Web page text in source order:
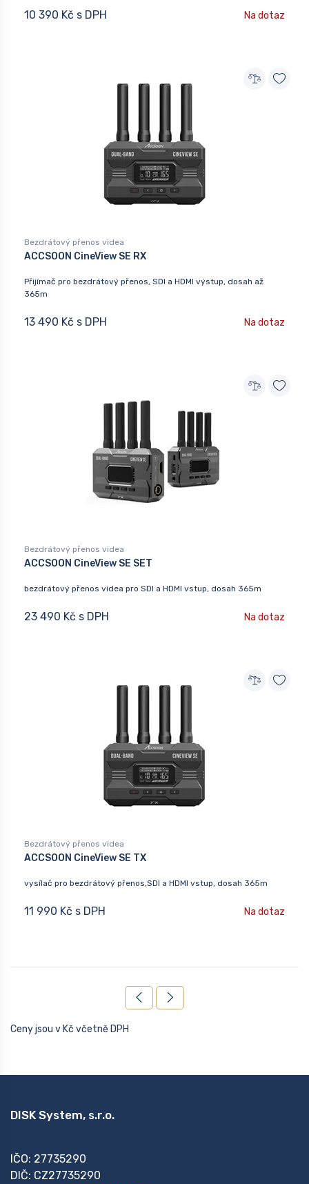
10 390 Kč s DPH Na dotaz
Bezdrátový přenos videa
ACCSOON CineView SE RX
Přijímač pro bezdrátový přenos, SDI a HDMI výstup, dosah až
365m
13 490 Kč s DPH Na dotaz
Bezdrátový přenos videa
ACCSOON CineView SE SET
bezdrátový přenos videa pro SDI a HDMI vstup, dosah 365m
23 490 Kč s DPH Na dotaz
Bezdrátový přenos videa
ACCSOON CineView SE TX
vysílač pro bezdrátový přenos,SDI a HDMI vstup, dosah 365m
11 990 Kč s DPH Na dotaz
Ceny jsou v Kč včetně DPH
DISK System, s.r.o.
IČO: 27735290
DIČ: CZ27735290